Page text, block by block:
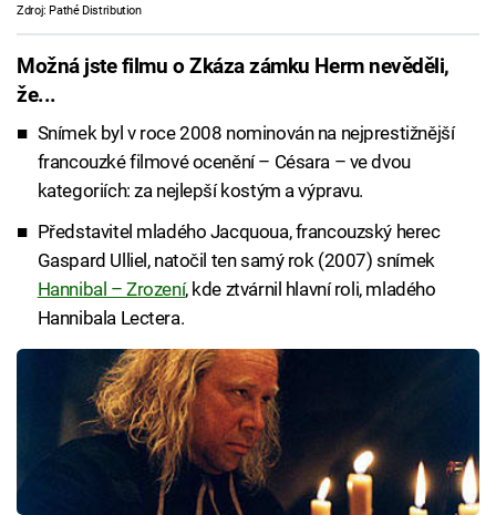
Zdroj: Pathé Distribution
Možná jste filmu o Zkáza zámku Herm nevěděli,
že...
Snímek byl v roce 2008 nominován na nejprestižnější
francouzké filmové ocenění – Césara – ve dvou
kategoriích: za nejlepší kostým a výpravu.
Představitel mladého Jacquoua, francouzský herec
Gaspard Ulliel, natočil ten samý rok (2007) snímek
Hannibal – Zrození, kde ztvárnil hlavní roli, mladého
Hannibala Lectera.